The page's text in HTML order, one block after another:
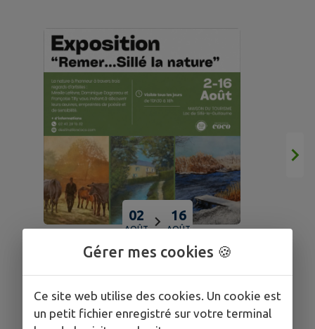
02
AOÛT
16
AOÛT
SILLÉ-LE-GUILLAUME
🎨 Exposition “Remer… Sillé la
nature”
Gérer mes cookies 🍪
Ce site web utilise des cookies. Un cookie est
un petit fichier enregistré sur votre terminal